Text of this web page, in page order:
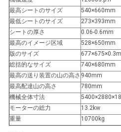
さ
い
引
用
を
要
最高シートのサイズ
540×660mm
最低シートのサイズ
273×393mm
シートの厚さ
0.06-0.6mm
最高のイメージ区域
528×650mm
版のサイズ
総括的なサイズ
740×680mm
最高の送り装置の山の高さ 940mm
最高配達山の高さ
780mm
機械全体寸法
モーターの総力
13.2kw
重量
10700kg